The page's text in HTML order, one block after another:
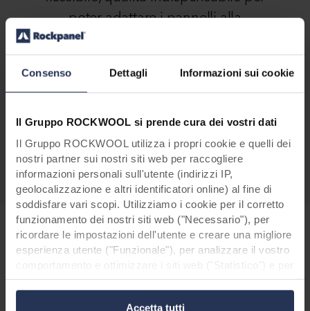
Consenso Dettagli Informazioni sui cookie
Il Gruppo ROCKWOOL si prende cura dei vostri dati
Il Gruppo ROCKWOOL utilizza i propri cookie e quelli dei
nostri partner sui nostri siti web per raccogliere
informazioni personali sull'utente (indirizzi IP,
geolocalizzazione e altri identificatori online) al fine di
soddisfare vari scopi. Utilizziamo i cookie per il corretto
funzionamento dei nostri siti web ("Necessario"), per
ricordare le impostazioni dell'utente e creare una migliore
esperienza utente ("Funzionale"), per analizzare il vostro
indirizzare i nostri contenuti e annunci sui social media e
sui siti web esterni in base al vostro comportamento sui
Accetta tutti
poter adattare i pannelli alla
geometria curvilinea della struttura.
Anche la consulenza offerta da
Rockpanel e la fantastica
collaborazione con l’azienda hanno
contribuito alla buona riuscita del
progetto. - Architetto di progetto
Michele Zecchini